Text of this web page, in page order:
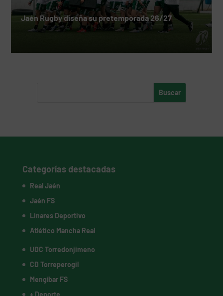
Jaén Rugby diseña su pretemporada 26/27
Categorías destacadas
Real Jaén
Jaén FS
Linares Deportivo
Atlético Mancha Real
UDC Torredonjimeno
CD Torreperogil
Mengíbar FS